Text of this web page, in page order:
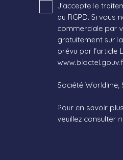
J'accepte le
au RGPD. Si
commerciale par
gratuitement sur
prévu par l'article
Société Worldline,
Pour en savoir
veuillez consulter